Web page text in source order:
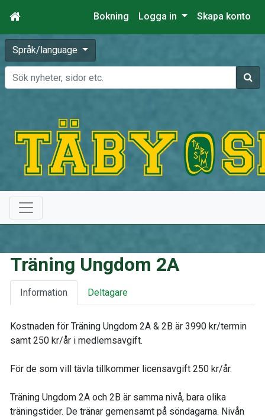
Bokning Logga in Skapa konto
Språk/language
Sök
Träning Ungdom 2A
Information Deltagare
Kostnaden för Träning Ungdom 2A & 2B är 3990 kr/termin
samt 250 kr/år i medlemsavgift.
För de som vill tävla tillkommer licensavgift 250 kr/år.
Träning Ungdom 2A och 2B är samma nivå, bara olika
träningstider. De tränar gemensamt på söndagarna. Nivån